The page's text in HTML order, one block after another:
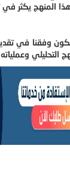
المنهج يكثر في
وفقنا في
التحليلي